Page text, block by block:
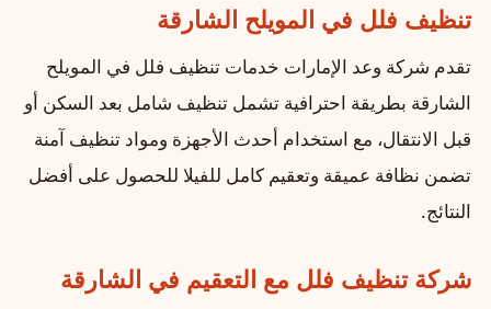
تنظيف فلل في المويلح الشارقة
تقدم شركة وعد الإمارات خدمات تنظيف فلل في المويلح
الشارقة بطريقة احترافية تشمل تنظيف شامل بعد السكن أو
قبل الانتقال، مع استخدام أحدث الأجهزة ومواد تنظيف آمنة
تضمن نظافة عميقة وتعقيم كامل للفيلا للحصول على أفضل
النتائج.
شركة تنظيف فلل مع التعقيم في الشارقة